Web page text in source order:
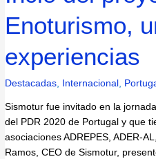
Enoturismo,
experiencias
Destacadas, Internacional ,
Sismotur fue invitado en la
del PDR 2020 de Portugal y que
asociaciones ADREPES, ADER-
Ramos, CEO de Sismotur,